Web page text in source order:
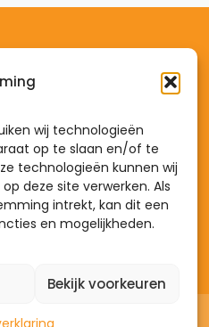
wij technologieën
op te slaan en/of te
technologieën kunnen wij
deze site verwerken. Als
intrekt, kan dit een
en mogelijkheden.
Bekijk voorkeuren
energie